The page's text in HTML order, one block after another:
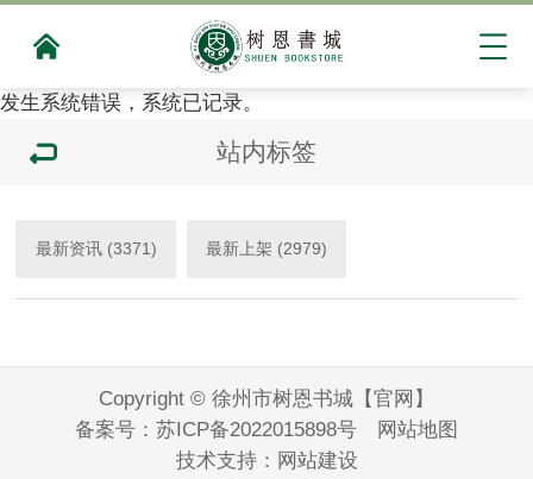
发生系统错误，系统已记录。
站内标签
最新资讯 (3371) 最新上架 (2979)
Copyright © 徐州市树恩书城【官网】
备案号： 苏ICP备2022015898号
网站地图
技术支持： 网站建设